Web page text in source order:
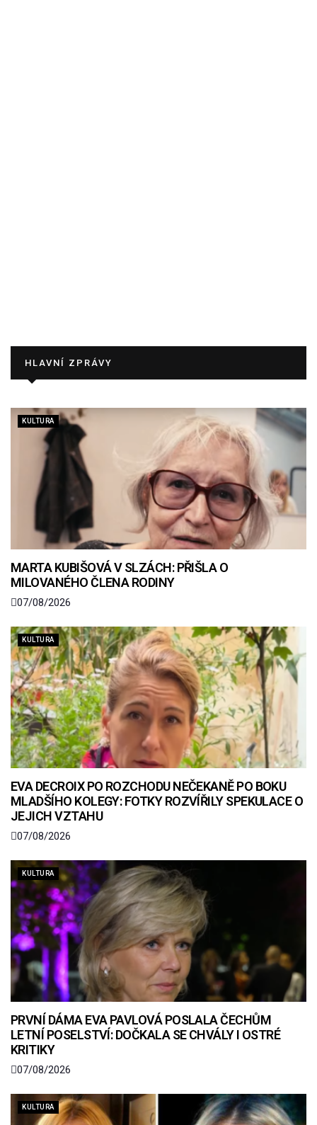
HLAVNÍ ZPRÁVY
KULTURA
MARTA KUBIŠOVÁ V SLZÁCH: PŘIŠLA O
MILOVANÉHO ČLENA RODINY
07/08/2026
KULTURA
EVA DECROIX PO ROZCHODU NEČEKANĚ PO BOKU
MLADŠÍHO KOLEGY: FOTKY ROZVÍŘILY SPEKULACE O
JEJICH VZTAHU
07/08/2026
KULTURA
PRVNÍ DÁMA EVA PAVLOVÁ POSLALA ČECHŮM
LETNÍ POSELSTVÍ: DOČKALA SE CHVÁLY I OSTRÉ
KRITIKY
07/08/2026
KULTURA